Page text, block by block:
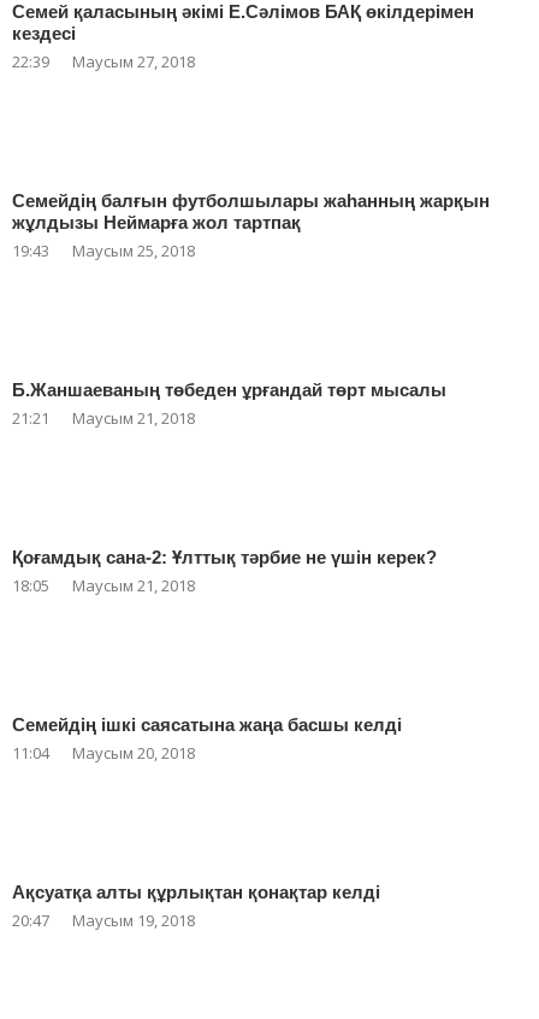
Семей қаласының әкімі Е.Сәлімов БАҚ өкілдерімен
кездесі
22:39 Маусым 27, 2018
Семейдің балғын футболшылары жаһанның жарқын
жұлдызы Неймарға жол тартпақ
19:43 Маусым 25, 2018
Б.Жаншаеваның төбеден ұрғандай төрт мысалы
21:21 Маусым 21, 2018
Қоғамдық сана-2: Ұлттық тәрбие не үшін керек?
18:05 Маусым 21, 2018
Семейдің ішкі саясатына жаңа басшы келді
11:04 Маусым 20, 2018
Ақсуатқа алты құрлықтан қонақтар келді
20:47 Маусым 19, 2018